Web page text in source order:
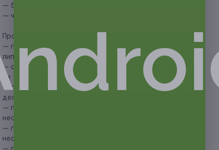
— бесплатная парковка;
— чай, кофе (по желанию клиента).
Прочие условия:
— процедуры проводятся на аппарате Kim-8 (6 в 1):
липолиз, кавитация, RF-лифтинг, воздействие вакуумом;
— специальный костюм для данного LPG-аппарата
не требуется;
— сеанс LPG-массажа продолжительностью 60 минут
делается на все тело;
— продолжительность сеанса указана с учетом времени,
необходимого для переодевания;
— при посещении первой процедуры LPG-массажа купон
необходимо обменять на абонемент;